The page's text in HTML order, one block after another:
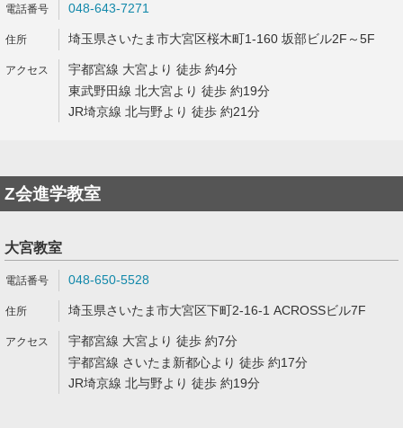
048-643-7271
埼玉県さいたま市大宮区桜木町1-160 坂部ビル2F～5F
宇都宮線 大宮より 徒歩 約4分
東武野田線 北大宮より 徒歩 約19分
JR埼京線 北与野より 徒歩 約21分
Z会進学教室
大宮教室
048-650-5528
埼玉県さいたま市大宮区下町2-16-1 ACROSSビル7F
宇都宮線 大宮より 徒歩 約7分
宇都宮線 さいたま新都心より 徒歩 約17分
JR埼京線 北与野より 徒歩 約19分